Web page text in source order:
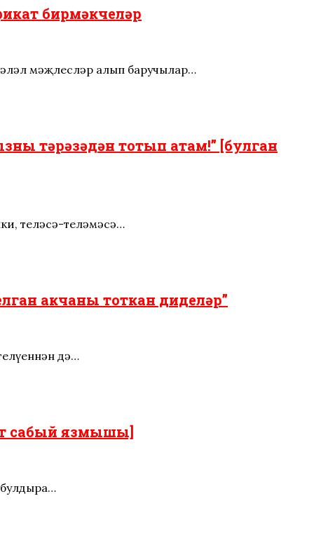
бирмәкчеләр
мәҗлесләр алып баручылар…
тәрәзәдән тотып атам!” [булган
теләсәң-теләмәсәң…
акчаны тоткан диделәр”
дә…
сабый язмышы]